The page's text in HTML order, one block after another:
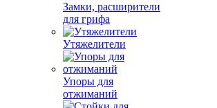
Замки, расширители
для грифа
Утяжелители
Упоры для
отжиманий